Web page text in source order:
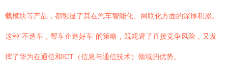
载模块等产品，都彰显了其在汽车智能化、网联化方面的深厚积累。
这种“不造车，帮车企造好车”的策略，既规避了直接竞争风险，又发
挥了华为在通信和ICT（信息与通信技术）领域的优势。